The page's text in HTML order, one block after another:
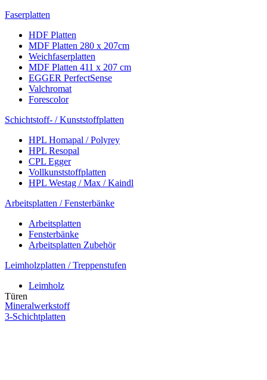
Faserplatten
HDF Platten
MDF Platten 280 x 207cm
Weichfaserplatten
MDF Platten 411 x 207 cm
EGGER PerfectSense
Valchromat
Forescolor
Schichtstoff- / Kunststoffplatten
HPL Homapal / Polyrey
HPL Resopal
CPL Egger
Vollkunststoffplatten
HPL Westag / Max / Kaindl
Arbeitsplatten / Fensterbänke
Arbeitsplatten
Fensterbänke
Arbeitsplatten Zubehör
Leimholzplatten / Treppenstufen
Leimholz
Mineralwerkstoff
3-Schichtplatten
Türen